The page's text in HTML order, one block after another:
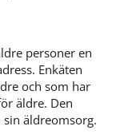
personer en
Enkäten
och som har
äldre. Den
äldreomsorg.